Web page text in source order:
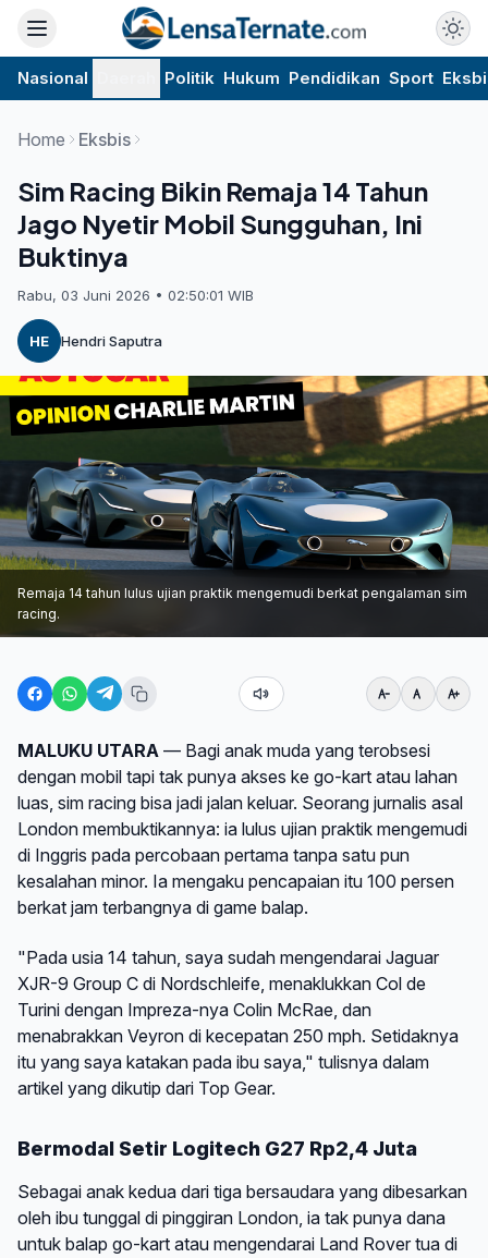
Nasional Politik Hukum Pendidikan Sport
Home Eksbis
Sim Racing Bikin Remaja 14 Tahun
Jago Nyetir Mobil Sungguhan, Ini
Buktinya
Rabu, 03 Juni 2026 • 02:50:01 WIB
HE Hendri Saputra
Remaja 14 tahun lulus ujian praktik mengemudi berkat pengalaman sim
racing.
MALUKU UTARA — Bagi anak muda yang terobsesi
dengan mobil tapi tak punya akses ke go-kart atau lahan
luas, sim racing bisa jadi jalan keluar. Seorang jurnalis asal
London membuktikannya: ia lulus ujian praktik mengemudi
di Inggris pada percobaan pertama tanpa satu pun
kesalahan minor. Ia mengaku pencapaian itu 100 persen
berkat jam terbangnya di game balap.
"Pada usia 14 tahun, saya sudah mengendarai Jaguar
XJR-9 Group C di Nordschleife, menaklukkan Col de
Turini dengan Impreza-nya Colin McRae, dan
menabrakkan Veyron di kecepatan 250 mph. Setidaknya
itu yang saya katakan pada ibu saya," tulisnya dalam
artikel yang dikutip dari Top Gear.
Bermodal Setir Logitech G27 Rp2,4 Juta
Sebagai anak kedua dari tiga bersaudara yang dibesarkan
oleh ibu tunggal di pinggiran London, ia tak punya dana
untuk balap go-kart atau mengendarai Land Rover tua di